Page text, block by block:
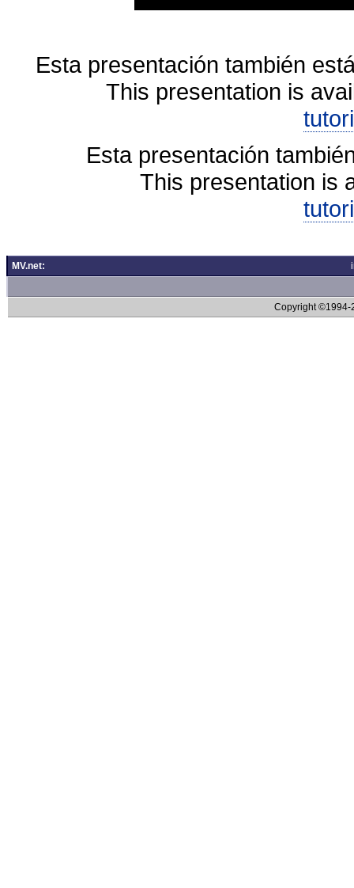
Esta presentación también
This presentation is
Esta presentación
This presentation is
MV.net:
Copyright ©1994-